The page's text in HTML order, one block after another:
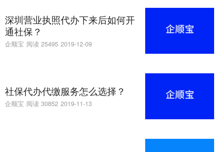
深圳营业执照代办下来后如何开
通社保？
企顺宝 阅读 25495 2019-12-09
社保代办代缴服务怎么选择？
企顺宝 阅读 30852 2019-11-13